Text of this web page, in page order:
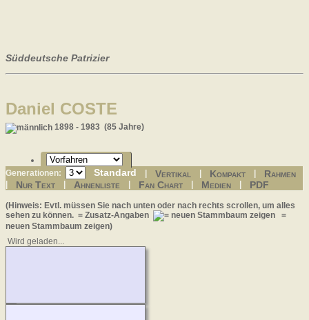
Süddeutsche Patrizier
Daniel COSTE
1898 - 1983 (85 Jahre)
Generationen: Standard Vertikal Kompakt Rahmen
Nur Text Ahnenliste Fan Chart Medien PDF
(Hinweis: Evtl. müssen Sie nach unten oder nach rechts scrollen, um alles
sehen zu können. = Zusatz-Angaben
=
neuen Stammbaum zeigen)
Wird geladen...